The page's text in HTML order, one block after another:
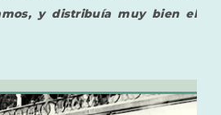
y distribuía muy bien el